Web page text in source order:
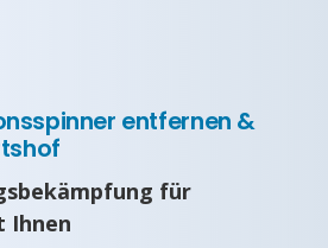
entfernen &
für
Ihnen